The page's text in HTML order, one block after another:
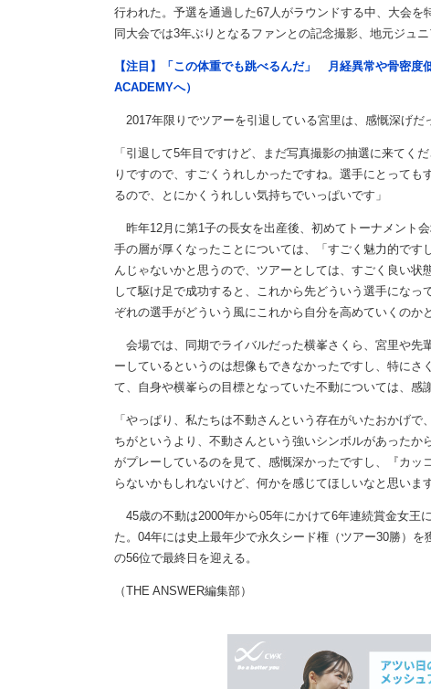
行われた。予選を通過した67人がラウンドする中、大会を
同大会では3年ぶりとなるファンとの記念撮影、地元ジュ
【注目】「この体重でも跳べるんだ」 月経異常や骨密度
ACADEMYへ）
2017年限りでツアーを引退している宮里は、感慨深げだ
「引退して5年目ですけど、まだ写真撮影の抽選に来てく
りですので、すごくうれしかったですね。選手にとって
るので、とにかくうれしい気持ちでいっぱいです」
昨年12月に第1子の長女を出産後、初めてトーナメント
手の層が厚くなったことについては、「すごく魅力的で
んじゃないかと思うので、ツアーとしては、すごく良い状
して駆け足で成功すると、これから先どういう選手にな
ぞれの選手がどういう風にこれから自分を高めていくのか
会場では、同期でライバルだった横峯さくら、宮里や先
ーしているというのは想像もできなかったですし、特に
て、自身や横峯らの目標となっていた不動については、感
「やっぱり、私たちは不動さんという存在がいたおかげ
ちがというより、不動さんという強いシンボルがあった
がプレーしているのを見て、感慨深かったですし、『カ
らないかもしれないけど、何かを感じてほしいなと思います
45歳の不動は2000年から05年にかけて6年連続賞金女王
た。04年には史上最年少で永久シード権（ツアー30勝）
の56位で最終日を迎える。
（THE ANSWER編集部）